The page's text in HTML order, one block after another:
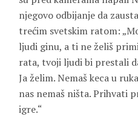
njegovo odbijanje da
trećim svetskim ratom:
ljudi ginu, a ti ne želiš
rata, tvoji ljudi bi prestali
Ja želim. Nemaš keca u
nas nemaš ništa. Prihvati
igre.“